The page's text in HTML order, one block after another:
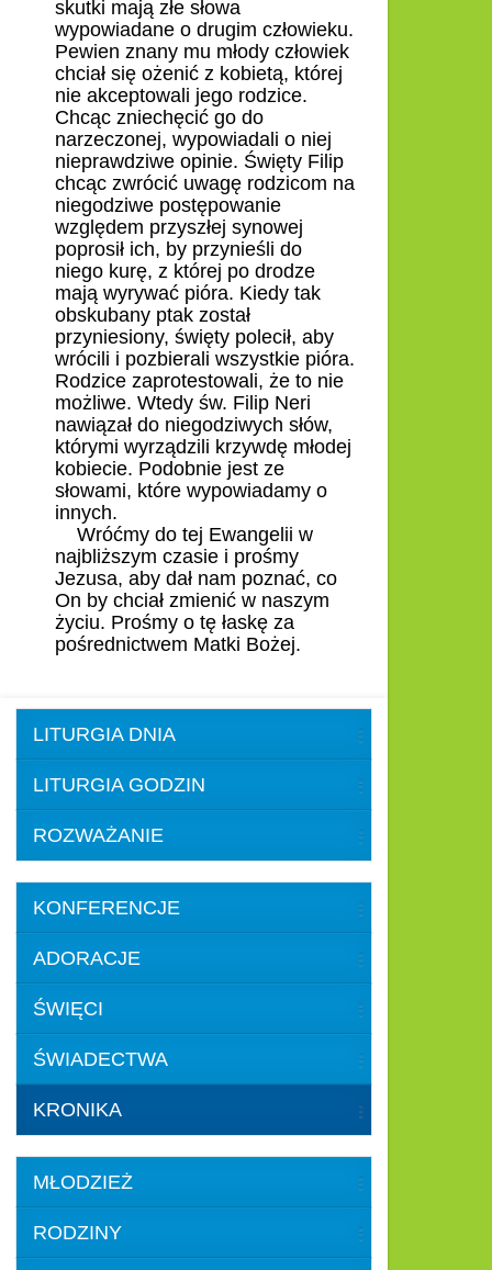
skutki mają złe słowa
wypowiadane o drugim człowieku.
Pewien znany mu młody człowiek
chciał się ożenić z kobietą, której
nie akceptowali jego rodzice.
Chcąc zniechęcić go do
narzeczonej, wypowiadali o niej
nieprawdziwe opinie. Święty Filip
chcąc zwrócić uwagę rodzicom na
niegodziwe postępowanie
względem przyszłej synowej
poprosił ich, by przynieśli do
niego kurę, z której po drodze
mają wyrywać pióra. Kiedy tak
obskubany ptak został
przyniesiony, święty polecił, aby
wrócili i pozbierali wszystkie pióra.
Rodzice zaprotestowali, że to nie
możliwe. Wtedy św. Filip Neri
nawiązał do niegodziwych słów,
którymi wyrządzili krzywdę młodej
kobiecie. Podobnie jest ze
słowami, które wypowiadamy o
innych.
Wróćmy do tej Ewangelii w
najbliższym czasie i prośmy
Jezusa, aby dał nam poznać, co
On by chciał zmienić w naszym
życiu. Prośmy o tę łaskę za
pośrednictwem Matki Bożej.
LITURGIA DNIA
LITURGIA GODZIN
ROZWAŻANIE
KONFERENCJE
ADORACJE
ŚWIĘCI
ŚWIADECTWA
KRONIKA
MŁODZIEŻ
RODZINY